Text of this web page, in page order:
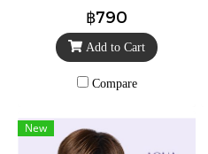
อควา โกลว์ รีเฟรชชิ่ง เซรั่ม
คุชชั่น 02.ไลท์ ราคา 490.- (จาก
ปกติราคา 790.-) (เน้นผิวฉ่ำโก
คนที่ไม่มีปัญหาริ้วรอย ใช้เติม
ระหว่างวันเพื่อสร้างผิวใหม่ได้
฿790
Add to Cart
Compare
New